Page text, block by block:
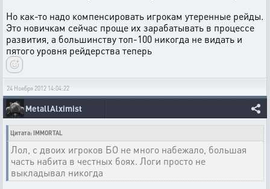
Но как-то надо компенсировать игрокам утеренные рейды.
Это новичкам сейчас проще их зарабатывать в процессе
развития, а большинству топ-100 никогда не видать и
пятого уровня рейдерства теперь
24 Ноября 2012 14:04:22
MetallAlximist
Цитата: IMMORTAL
Лол, с двоих игроков БО не много набежало, большая
часть набита в честных боях. Логи просто не
выкладывал никогда